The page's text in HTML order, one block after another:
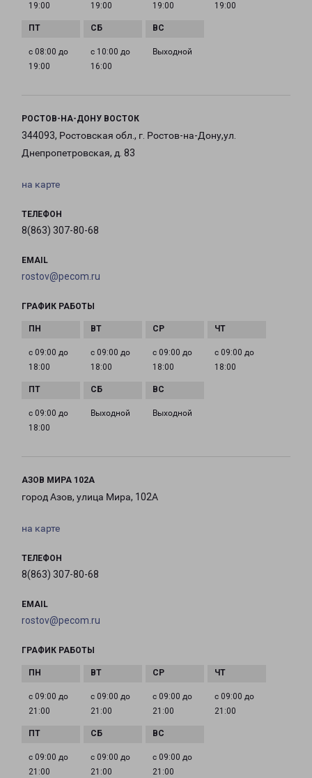
19:00 19:00 19:00 19:00
с 08:00 до
19:00
с 10:00 до
16:00
Выходной
РОСТОВ-НА-ДОНУ ВОСТОК
344093, Ростовская обл., г. Ростов-на-Дону,ул.
Днепропетровская, д. 83
на карте
ТЕЛЕФОН
8(863) 307-80-68
EMAIL
rostov@pecom.ru
ГРАФИК РАБОТЫ
с 09:00 до
18:00
с 09:00 до
18:00
с 09:00 до
18:00
с 09:00 до
18:00
с 09:00 до
18:00
Выходной Выходной
АЗОВ МИРА 102А
город Азов, улица Мира, 102А
на карте
ТЕЛЕФОН
8(863) 307-80-68
EMAIL
rostov@pecom.ru
ГРАФИК РАБОТЫ
с 09:00 до
21:00
с 09:00 до
21:00
с 09:00 до
21:00
с 09:00 до
21:00
с 09:00 до
21:00
с 09:00 до
21:00
с 09:00 до
21:00